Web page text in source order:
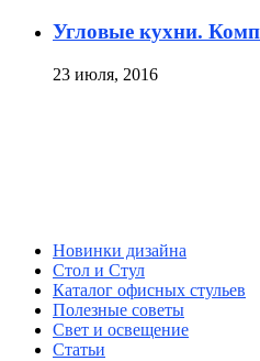
Угловые кухни.
23 июля, 2016
Новинки дизайна
Стол и Стул
Каталог офисных стульев
Полезные советы
Свет и освещение
Статьи